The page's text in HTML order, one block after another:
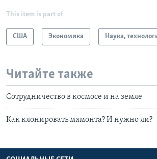
This item is part of
США Экономика Наука,
Читайте также
Сотрудничество в космосе и на земле
Как клонировать мамонта? И нужно ли?